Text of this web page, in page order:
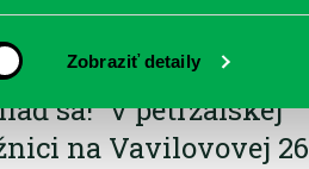
Zobraziť detaily
sa!“ v petržalskej
na Vavilovovej 26